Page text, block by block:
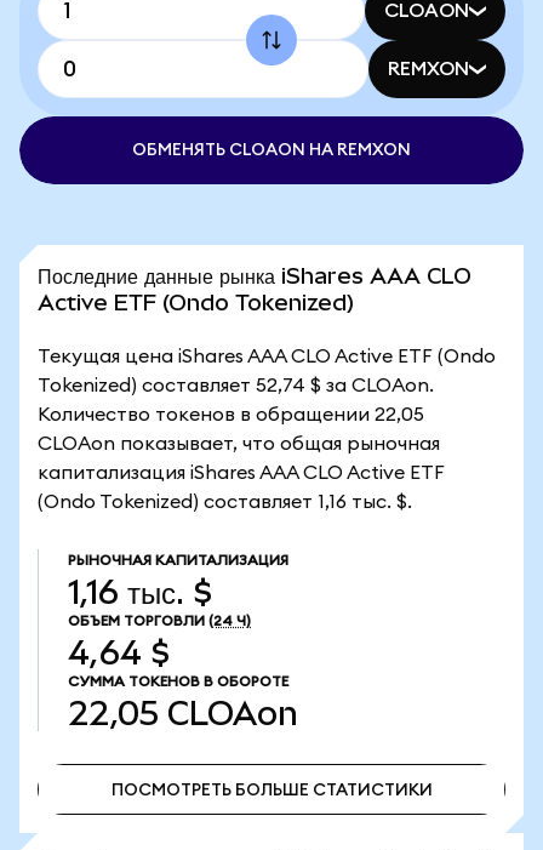
CLOAON
REMXON
ОБМЕНЯТЬ CLOAON НА REMXON
Последние данные рынка iShares AAA CLO
Active ETF (Ondo Tokenized)
Текущая цена iShares AAA CLO Active ETF (Ondo
Tokenized) составляет 52,74 $ за CLOAon.
Количество токенов в обращении 22,05
CLOAon показывает, что общая рыночная
капитализация iShares AAA CLO Active ETF
(Ondo Tokenized) составляет 1,16 тыс. $.
РЫНОЧНАЯ КАПИТАЛИЗАЦИЯ
1,16 тыс. $
ОБЪЕМ ТОРГОВЛИ (24 Ч)
4,64 $
СУММА ТОКЕНОВ В ОБОРОТЕ
22,05 CLOAon
ПОСМОТРЕТЬ БОЛЬШЕ СТАТИСТИКИ